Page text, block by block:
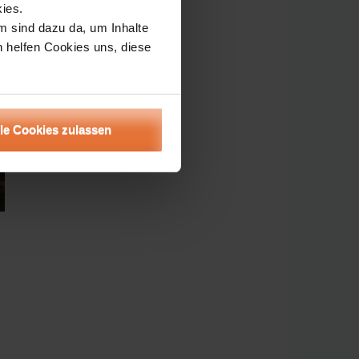
sind dazu da, um Inhalte
helfen Cookies uns, diese
Cookies zulassen